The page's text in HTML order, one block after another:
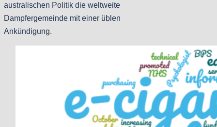
australischen Politik die weltweite
Dampfergemeinde mit einer üblen
Ankündigung.